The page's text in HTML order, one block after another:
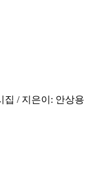
집 / 지은이: 안상용